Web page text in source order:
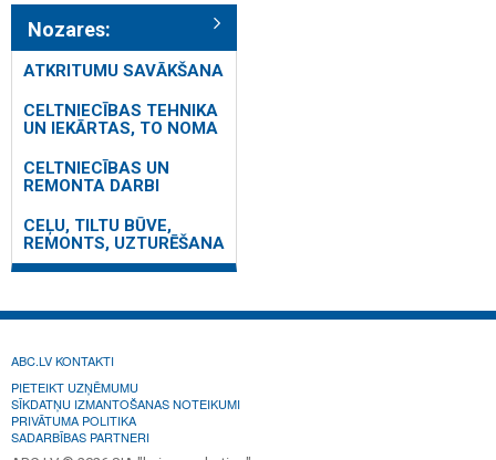
Nozares:
ATKRITUMU SAVĀKŠANA
CELTNIECĪBAS TEHNIKA
UN IEKĀRTAS, TO NOMA
CELTNIECĪBAS UN
REMONTA DARBI
CEĻU, TILTU BŪVE,
REMONTS, UZTURĒŠANA
ABC.LV KONTAKTI
PIETEIKT UZŅĒMUMU
SĪKDATŅU IZMANTOŠANAS NOTEIKUMI
PRIVĀTUMA POLITIKA
SADARBĪBAS PARTNERI